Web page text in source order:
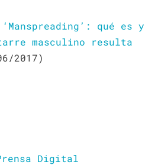
‘Manspreading’: qué es y
masculino resulta
2017)
Digital